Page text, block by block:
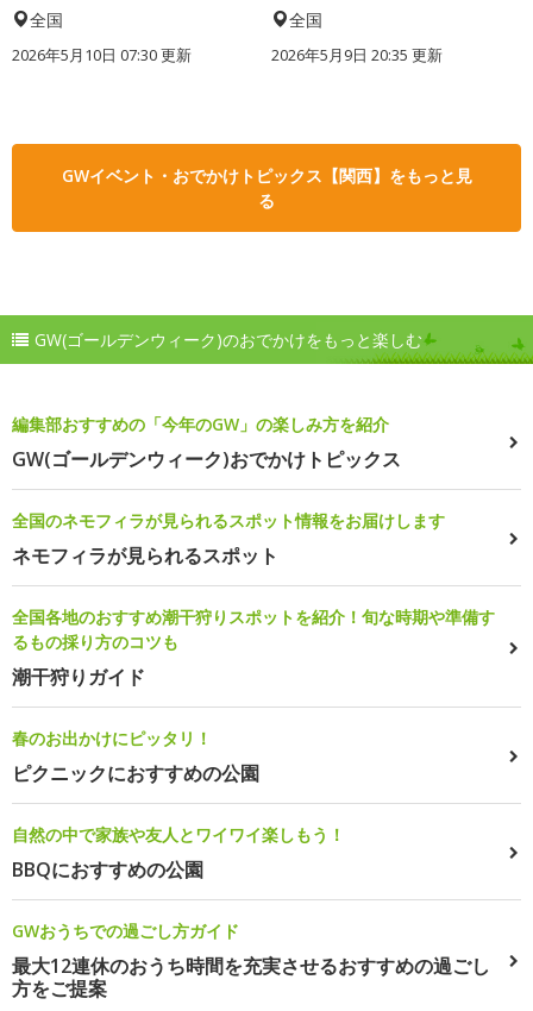
全国
2026年5月10日 07:30 更新
全国
2026年5月9日 20:35 更新
GWイベント・おでかけトピックス【関西】をもっと見
る
GW(ゴールデンウィーク)のおでかけをもっと楽しむ
編集部おすすめの「今年のGW」の楽しみ方を紹介
GW(ゴールデンウィーク)おでかけトピックス
全国のネモフィラが見られるスポット情報をお届けします
ネモフィラが見られるスポット
全国各地のおすすめ潮干狩りスポットを紹介！旬な時期や準備す
るもの採り方のコツも
潮干狩りガイド
春のお出かけにピッタリ！
ピクニックにおすすめの公園
自然の中で家族や友人とワイワイ楽しもう！
BBQにおすすめの公園
GWおうちでの過ごし方ガイド
最大12連休のおうち時間を充実させるおすすめの過ごし
方をご提案